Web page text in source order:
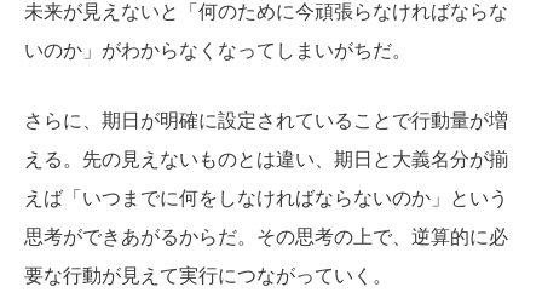
未来が見えないと「何のために今頑張らなければならな
いのか」がわからなくなってしまいがちだ。
さらに、期日が明確に設定されていることで行動量が増
える。先の見えないものとは違い、期日と大義名分が揃
えば「いつまでに何をしなければならないのか」という
思考ができあがるからだ。その思考の上で、逆算的に必
要な行動が見えて実行につながっていく。